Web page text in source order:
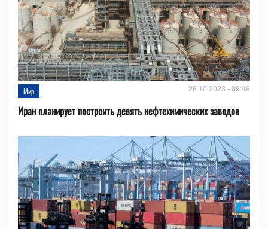
Мир 28.10.2023 - 09:49
Иран планирует построить девять нефтехимических заводов